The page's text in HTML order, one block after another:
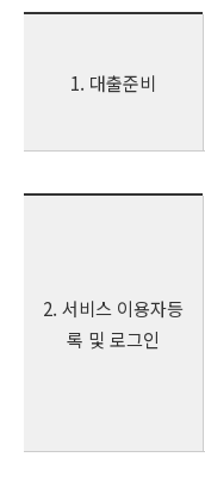
1. 대출준비
2. 서비스 이용자등
록 및 로그인